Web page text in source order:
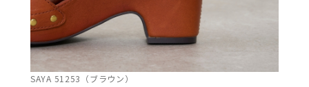
SAYA 51253（ブラウン）